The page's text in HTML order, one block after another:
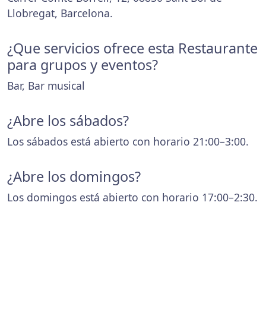
Llobregat, Barcelona.
¿Que servicios ofrece esta Restaurante
para grupos y eventos?
Bar, Bar musical
¿Abre los sábados?
Los sábados está abierto con horario 21:00–3:00.
¿Abre los domingos?
Los domingos está abierto con horario 17:00–2:30.